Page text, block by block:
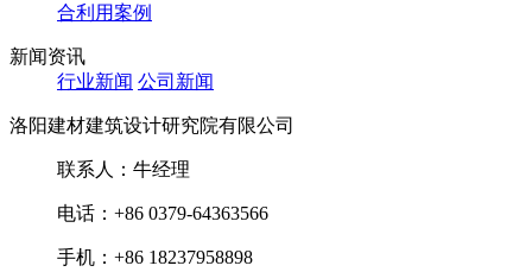
合利用案例
新闻资讯
行业新闻 公司新闻
洛阳建材建筑设计研究院有限公司
联系人：牛经理
电话：+86 0379-64363566
手机：+86 18237958898